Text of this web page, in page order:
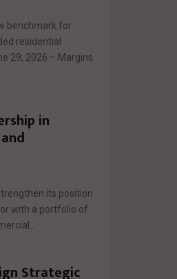
benchmark for
residential
29, 2026 – Margins
in
its position
with a portfolio of
Strategic